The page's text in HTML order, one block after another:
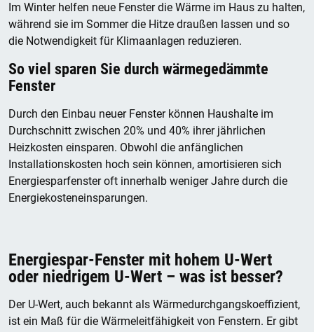
Im Winter helfen neue Fenster die Wärme im Haus zu halten,
während sie im Sommer die Hitze draußen lassen und so
die Notwendigkeit für Klimaanlagen reduzieren.
So viel sparen Sie durch wärmegedämmte
Fenster
Durch den Einbau neuer Fenster können Haushalte im
Durchschnitt zwischen 20% und 40% ihrer jährlichen
Heizkosten einsparen. Obwohl die anfänglichen
Installationskosten hoch sein können, amortisieren sich
Energiesparfenster oft innerhalb weniger Jahre durch die
Energiekosteneinsparungen.
Energiespar-Fenster mit hohem U-Wert
oder niedrigem U-Wert – was ist besser?
Der U-Wert, auch bekannt als Wärmedurchgangskoeffizient,
ist ein Maß für die Wärmeleitfähigkeit von Fenstern. Er gibt